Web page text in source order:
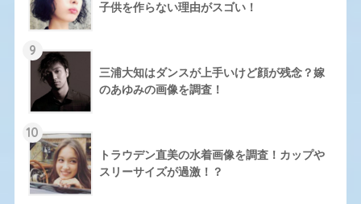
子供を作らない理由がスゴい！
9
三浦大知はダンスが上手いけど顔が残念？嫁
のあゆみの画像を調査！
10
トラウデン直美の水着画像を調査！カップや
スリーサイズが過激！？